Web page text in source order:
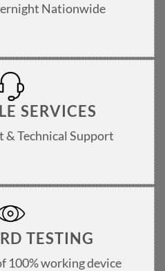
Nationwide
SERVICES
& Technical Support
TESTING
100% working device